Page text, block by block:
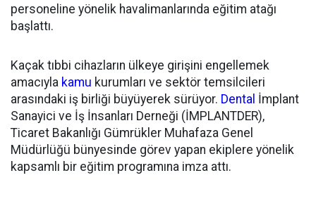
personeline yönelik havalimanlarında eğitim atağı
başlattı.
Kaçak tıbbi cihazların ülkeye girişini engellemek
amacıyla kamu kurumları ve sektör temsilcileri
arasındaki iş birliği büyüyerek sürüyor. Dental İmplant
Sanayici ve İş İnsanları Derneği (İMPLANTDER),
Ticaret Bakanlığı Gümrükler Muhafaza Genel
Müdürlüğü bünyesinde görev yapan ekiplere yönelik
kapsamlı bir eğitim programına imza attı.